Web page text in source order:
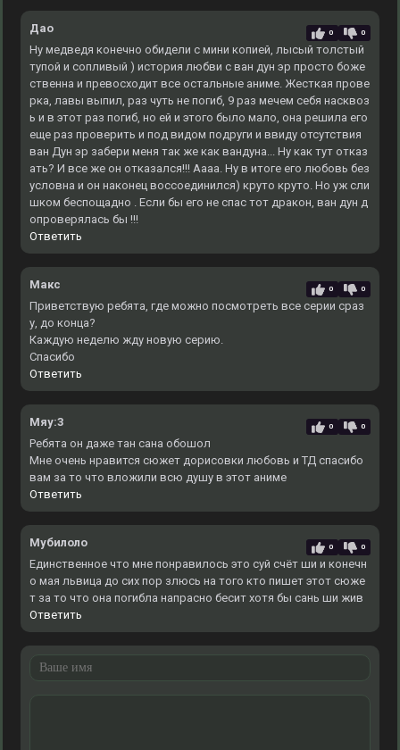
Дао 0 0
Ну медведя конечно обидели с мини копией, лысый толстый
тупой и сопливый ) история любви с ван дун эр просто боже
ственна и превосходит все остальные аниме. Жесткая прове
рка, лавы выпил, раз чуть не погиб, 9 раз мечем себя насквоз
ь и в этот раз погиб, но ей и этого было мало, она решила его
еще раз проверить и под видом подруги и ввиду отсутствия
ван Дун эр забери меня так же как вандуна... Ну как тут отказ
ать? И все же он отказался!!! Аааа. Ну в итоге его любовь без
условна и он наконец воссоединился) круто круто. Но уж сли
шком беспощадно . Если бы его не спас тот дракон, ван дун д
опроверялась бы !!!
Ответить
Макс 0 0
Приветствую ребята, где можно посмотреть все серии сраз
у, до конца?
Каждую неделю жду новую серию.
Спасибо
Ответить
Мяу:3 0 0
Ребята он даже тан сана обошол
Мне очень нравится сюжет дорисовки любовь и ТД спасибо
вам за то что вложили всю душу в этот аниме
Ответить
Мубилоло 0 0
Единственное что мне понравилось это суй счёт ши и конечн
о мая львица до сих пор злюсь на того кто пишет этот сюже
т за то что она погибла напрасно бесит хотя бы сань ши жив
Ответить